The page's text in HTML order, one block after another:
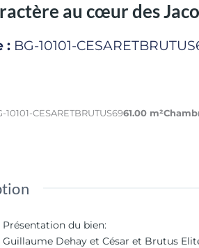
au cœur des
: BG-10101-
10101-CESARETBRUTUS6961.00 m²
Présentation du bien:
Guillaume Dehay et César et Brutus